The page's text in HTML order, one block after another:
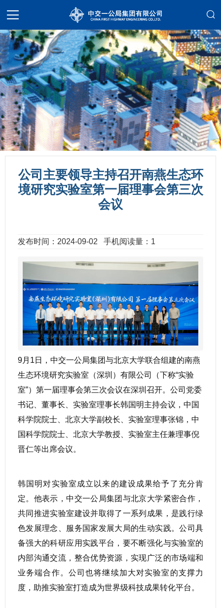
公司主要领导主持召开南燕生态环
境研究实验室第一届理事会第三次
会议
发布时间：2024-09-02 手机阅读量：1
9月1日，中交一公局集团与北京大学联合组建的南燕
生态环境研究实验室（深圳）有限公司（下称“实验
室”）第一届理事会第三次会议在深圳召开。公司党委
书记、董事长、实验室理事长韩国明主持会议，中国
科学院院士、北京大学副校长、实验室理事张锦，中
国科学院院士、北京大学教授、实验室主任兼理事倪
晋仁等出席会议。
韩国明对实验室成立以来的建设成果给予了充分肯
定。他表示，中交一公局集团与北京大学紧密合作，
共同推进实验室建设并取得了一系列成果，是践行绿
色发展理念、服务国家发展大局的生动实践。公司具
备强大的科研应用实践平台，要不断强化与实验室的
内部沟通交流，整合优势资源，实现广泛的市场端和
业务端合作。公司也将继续加大对实验室的支撑力
度，助推实验室打造成为世界级科技成果转化平台。